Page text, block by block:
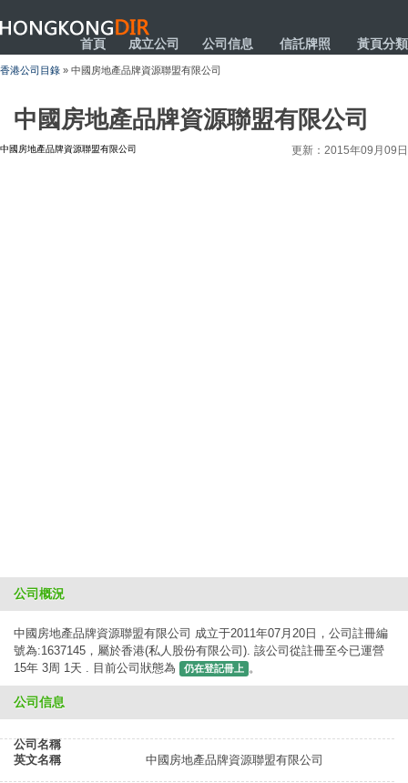
HONGKONGDIR
首頁 成立公司 公司信息 信託牌照 黃頁分類
香港公司目錄 » 中國房地產品牌資源聯盟有限公司
中國房地產品牌資源聯盟有限公司
中國房地產品牌資源聯盟有限公司 更新：2015年09月09日
公司概況
中國房地產品牌資源聯盟有限公司 成立于2011年07月20日，公司註冊編
號為:1637145，屬於香港(私人股份有限公司). 該公司從註冊至今已運營
15年 3周 1天 . 目前公司狀態為
仍在登記冊上 。
公司信息
公司名稱
英文名稱
中國房地產品牌資源聯盟有限公司